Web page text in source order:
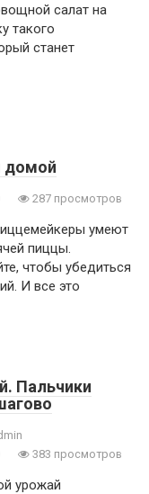
салат на
такого
станет
домой
287 просмотров
умеют
пиццы.
чтобы убедиться
И все это
Пальчики
383 просмотров
урожай